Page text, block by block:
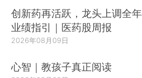
创新药再活跃，龙头上调全年
业绩指引｜医药股周报
2026年08月09日
心智｜教孩子真正阅读